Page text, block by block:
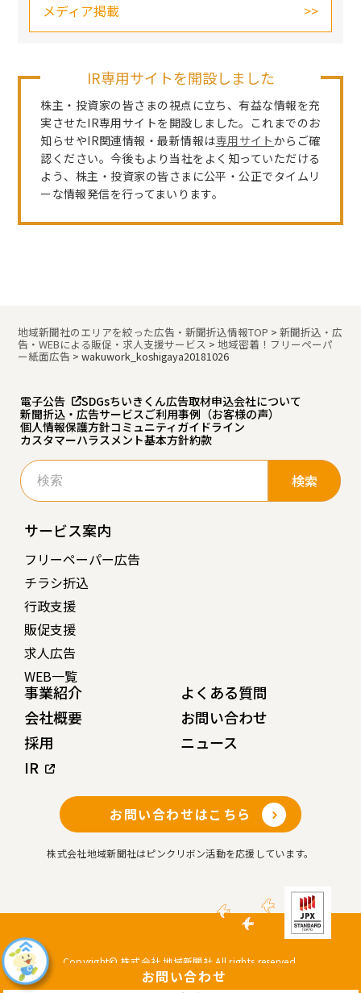
メディア掲載
IR専用サイトを開設しました
株主・投資家の皆さまの視点に立ち、有益な情報を充
実させたIR専用サイトを開設しました。これまでのお
知らせやIR関連情報・最新情報は専用サイトからご確
認ください。今後もより当社をよく知っていただける
よう、株主・投資家の皆さまに公平・公正でタイムリ
ーな情報発信を行ってまいります。
地域新聞社のエリアを絞った広告・新聞折込情報TOP >新聞折込・広
告・WEBによる販促・求人支援サービス >地域密着！フリーペーパ
ー紙面広告 >wakuwork_koshigaya20181026
電子公告 SDGsちいきくん広告取材申込会社について
新聞折込・広告サービスご利用事例（お客様の声）
個人情報保護方針コミュニティガイドライン
カスタマーハラスメント基本方針約款
検
索:
サービス案内
フリーペーパー広告
チラシ折込
行政支援
販促支援
求人広告
WEB一覧
事業紹介
会社概要
採用
IR
よくある質問
お問い合わせ
ニュース
お問い合わせはこちら
株式会社地域新聞社はピンクリボン活動を応援しています。
Copyright© 株式会社 地域新聞社 All rights reserved.
このサイトはreCAPTCHAによって保護されており、Googleの
お問い合わせ